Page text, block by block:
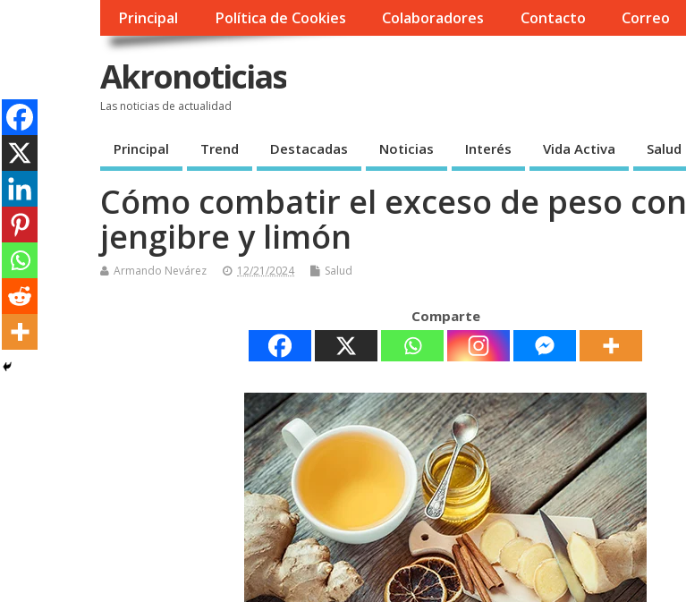
Principal Política de Cookies Colaboradores Contacto Correo
Akronoticias
Las noticias de actualidad
Principal Trend Destacadas Noticias Interés Vida Activa Salud
Cómo combatir el exceso de peso con
jengibre y limón
Armando Nevárez 12/21/2024 Salud
Comparte